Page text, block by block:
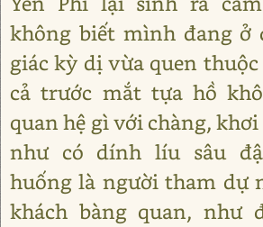
không biết mình đang ở
giác kỳ dị vừa quen
cả trước mắt tựa hồ
quan hệ gì với chàng,
như có dính líu sâu
huống là người tham dự
khách bàng quan, như